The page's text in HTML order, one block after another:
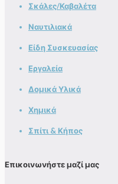
Σκάλες/Καβαλέτα
Ναυτιλιακά
Είδη Συσκευασίας
Εργαλεία
Δομικά Υλικά
Χημικά
Σπίτι & Κήπος
Επικοινωνήστε μαζί μας